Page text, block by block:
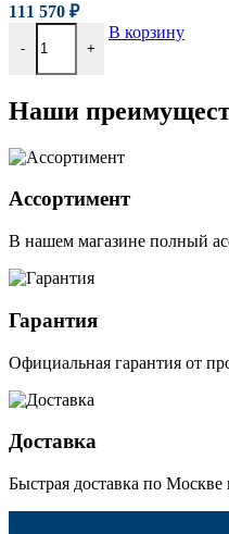
111 570 ₽
- +
В корзину
Наши
Ассортимент
В нашем магазине полный
Гарантия
Официальная гарантия от
Доставка
Быстрая доставка по